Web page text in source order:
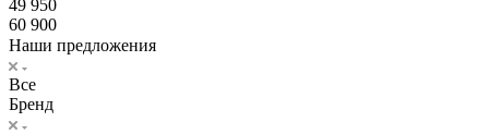
49 950
60 900
Наши предложения
Все
Бренд